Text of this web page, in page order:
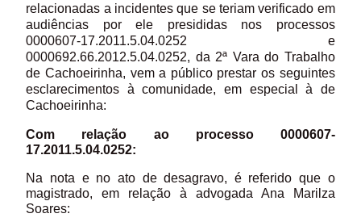
relacionadas a incidentes que se teriam verificado em
audiências por ele presididas nos processos
0000607-17.2011.5.04.0252 e
0000692.66.2012.5.04.0252, da 2ª Vara do Trabalho
de Cachoeirinha, vem a público prestar os seguintes
esclarecimentos à comunidade, em especial à de
Cachoeirinha:
Com relação ao processo 0000607-
17.2011.5.04.0252:
Na nota e no ato de desagravo, é referido que o
magistrado, em relação à advogada Ana Marilza
Soares: